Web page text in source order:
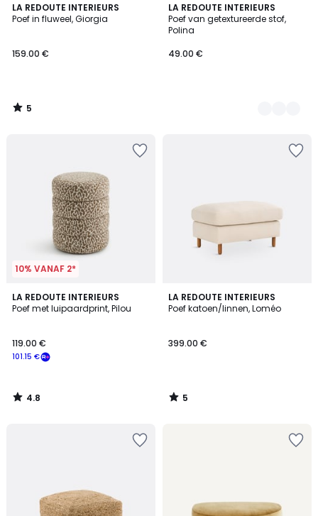
LA REDOUTE INTERIEURS
Poef in fluweel, Giorgia
159.00 €
5
/
5
/
LA REDOUTE INTERIEURS
Poef van getextureerde stof,
Polina
49.00 €
2
Kleuren
10% VANAF 2*
LA REDOUTE INTERIEURS
Poef met luipaardprint, Pilou
101.15 €
119.00 €
4.8
/ 5
4.8
/
LA REDOUTE INTERIEURS
Poef katoen/linnen, Loméo
399.00 €
5
/
5
/